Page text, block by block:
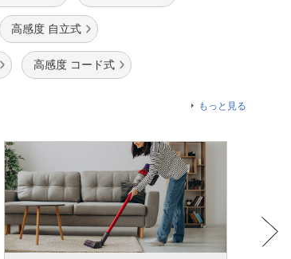
高感度 自立式
高感度 コード式
もっと見る